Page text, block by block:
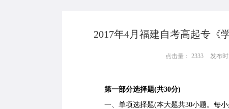
2017年4月福建自考高起专《
点击量： 2333 发布时
第一部分选择题(共30分)
一、单项选择题(本大题共30小题。每小